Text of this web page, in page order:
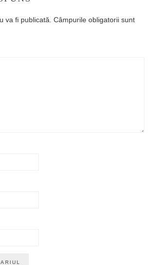
va fi publicată. Câmpurile obligatorii sunt